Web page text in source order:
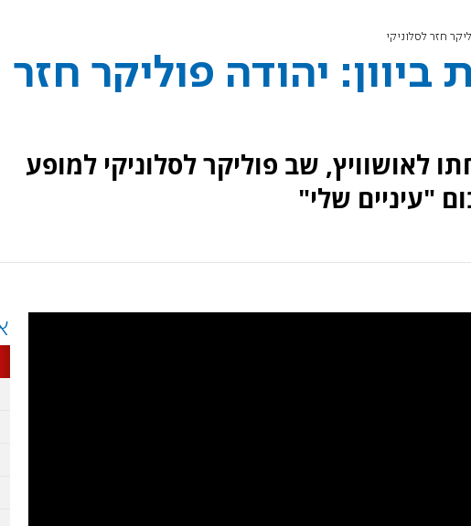
חזר לסלוניקי
ביוון: יהודה פוליקר חזר
לאושוויץ, שב פוליקר לסלוניקי למופע